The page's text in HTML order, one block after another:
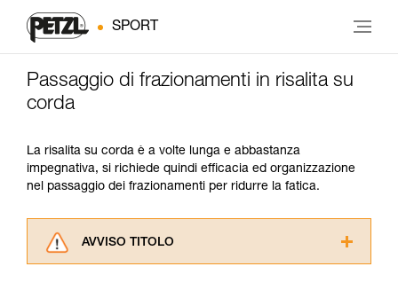
SPORT
Passaggio di frazionamenti in risalita su
corda
La risalita su corda è a volte lunga e abbastanza
impegnativa, si richiede quindi efficacia ed organizzazione
nel passaggio dei frazionamenti per ridurre la fatica.
AVVISO TITOLO